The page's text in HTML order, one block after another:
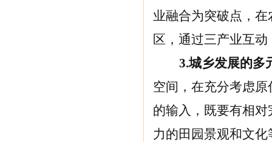
业融合为突破点，
区，通过三产业互动
3.城乡发展的多
空间，在充分考虑
的输入，既要有相
力的田园景观和文